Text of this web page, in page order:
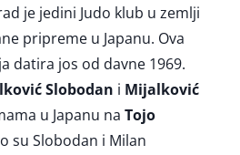
je jedini Judo klub u zemlji
pripreme u Japanu. Ova
datira jos od davne 1969.
Slobodan i Mijalković
u Japanu na Tojo
su Slobodan i Milan